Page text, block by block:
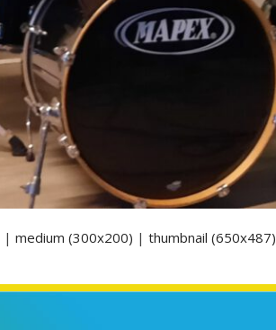
| medium (300x200) | thumbnail (650x487)